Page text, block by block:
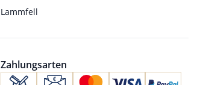
Lammfell
Zahlungsarten